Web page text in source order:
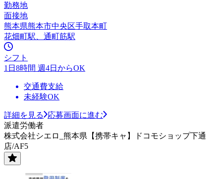
勤務地
面接地
熊本県熊本市中央区手取本町
花畑町駅、通町筋駅
シフト
1日8時間 週4日からOK
交通費支給
未経験OK
詳細を見る
応募画面に進む
派遣労働者
株式会社シエロ_熊本県【携帯キャ】ドコモショップ下通
店/AF5